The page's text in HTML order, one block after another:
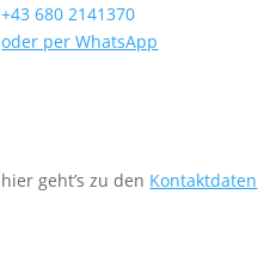
+43 680 2141370
oder per WhatsApp
hier geht’s zu den Kontaktdaten